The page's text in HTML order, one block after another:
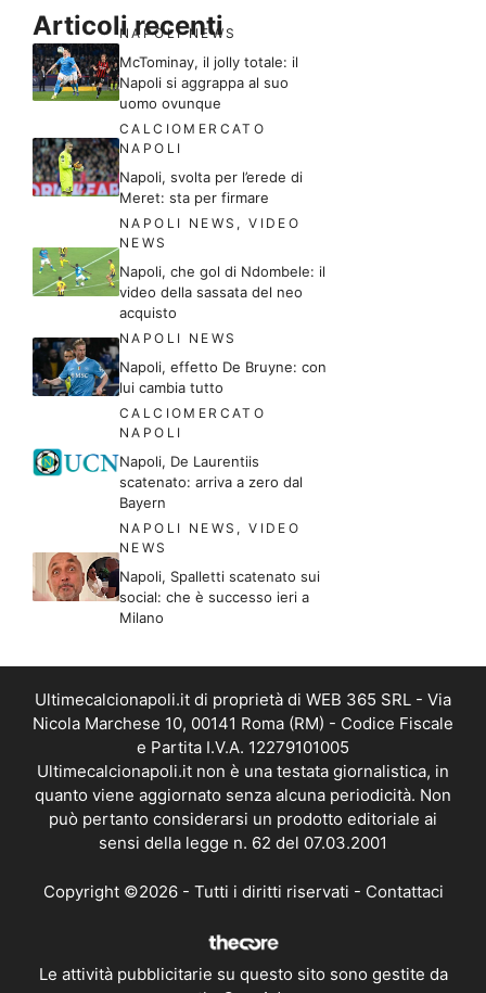
Articoli recenti
NAPOLI NEWS
McTominay, il jolly totale: il
Napoli si aggrappa al suo
uomo ovunque
CALCIOMERCATO
NAPOLI
Napoli, svolta per l’erede di
Meret: sta per firmare
NAPOLI NEWS ,VIDEO
NEWS
Napoli, che gol di Ndombele: il
video della sassata del neo
acquisto
NAPOLI NEWS
Napoli, effetto De Bruyne: con
lui cambia tutto
CALCIOMERCATO
NAPOLI
Napoli, De Laurentiis
scatenato: arriva a zero dal
Bayern
NAPOLI NEWS ,VIDEO
NEWS
Napoli, Spalletti scatenato sui
social: che è successo ieri a
Milano
Ultimecalcionapoli.it di proprietà di WEB 365 SRL - Via
Nicola Marchese 10, 00141 Roma (RM) - Codice Fiscale
e Partita I.V.A. 12279101005
Ultimecalcionapoli.it non è una testata giornalistica, in
quanto viene aggiornato senza alcuna periodicità. Non
può pertanto considerarsi un prodotto editoriale ai
sensi della legge n. 62 del 07.03.2001
Copyright ©2026 - Tutti i diritti riservati - Contattaci
Le attività pubblicitarie su questo sito sono gestite da